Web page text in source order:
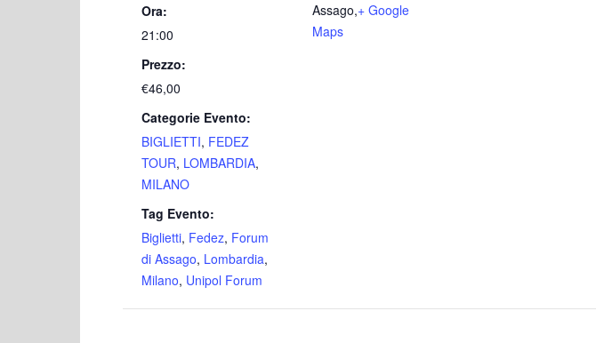
Ora:
21:00
Prezzo:
€46,00
Categorie Evento:
BIGLIETTI, FEDEZ
TOUR, LOMBARDIA,
MILANO
Tag Evento:
Biglietti, Fedez, Forum
di Assago, Lombardia,
Milano, Unipol Forum
Assago,+ Google
Maps